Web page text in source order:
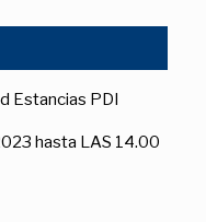
Estancias PDI
hasta LAS 14.00